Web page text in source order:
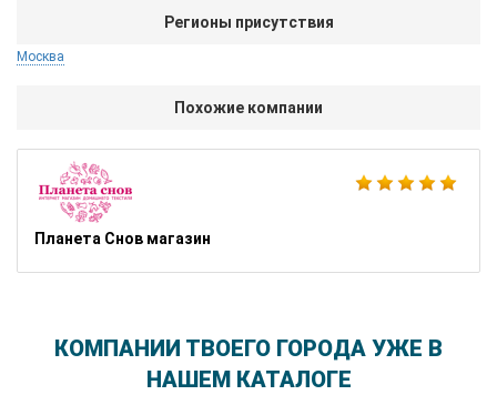
Регионы присутствия
Москва
Похожие компании
Планета Снов магазин
КОМПАНИИ ТВОЕГО ГОРОДА УЖЕ В
НАШЕМ КАТАЛОГЕ